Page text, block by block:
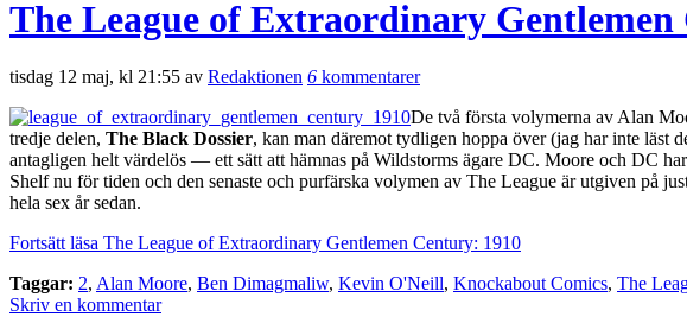
The League of Extraordinary Gentlemen
tisdag 12 maj, kl 21:55 av Redaktionen 6 kommentarer
De två första volymerna av Alan
tredje delen, The Black Dossier, kan man däremot tydligen hoppa över (jag har inte läst
antagligen helt värdelös — ett sätt att hämnas på Wildstorms ägare DC. Moore och DC
Shelf nu för tiden och den senaste och purfärska volymen av The League är utgiven på
hela sex år sedan.
Fortsätt läsa The League of Extraordinary Gentlemen Century: 1910
Taggar: 2, Alan Moore, Ben Dimagmaliw, Kevin O'Neill, Knockabout Comics, The
Skriv en kommentar